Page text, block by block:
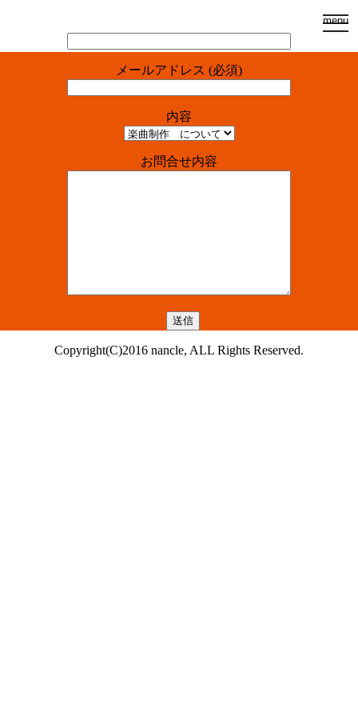
menu
メールアドレス (必須)
内容
お問合せ内容
Copyright(C)2016 nancle, ALL Rights Reserved.